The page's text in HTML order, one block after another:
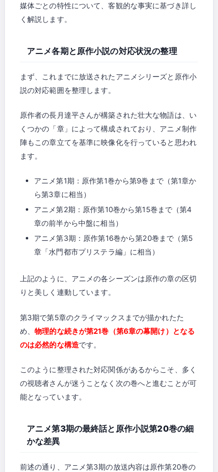
媒体ごとの特性について、客観的な事実に基づき詳し
く解説します。
アニメ各期と原作小説の対応状況の整理
まず、これまでに放送されたアニメシリーズと原作小
説の対応範囲を整理します。
原作者の長月達平さんが構築された壮大な物語は、い
くつかの「章」によって構成されており、アニメ制作
陣もこの章立てを基準に映像化を行っていると思われ
ます。
アニメ第1期：原作第1巻から第9巻まで（第1章か
ら第3章に相当）
アニメ第2期：原作第10巻から第15巻まで（第4
章の前半から中盤に相当）
アニメ第3期：原作第16巻から第20巻まで（第5
章「水門都市プリステラ編」に相当）
上記のように、アニメの各シーズンは原作の章の区切
りと美しく連動しています。
第3期で第5章のクライマックスまでが描かれたた
め、物理的な続きが第21巻（第6章の幕開け）となる
のは必然的な構造です。
このように整理された対応関係があるからこそ、多く
の視聴者さんが迷うことなく次の巻へと進むことが可
能となっています。
アニメ第3期の最終話と原作小説第20巻の細
かな差異
前述の通り、アニメ第3期の放送内容は原作第20巻の